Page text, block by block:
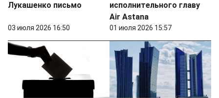
Лукашенко письмо
03 июля 2026 16:50
исполнительного главу
Air Astana
01 июля 2026 15:57